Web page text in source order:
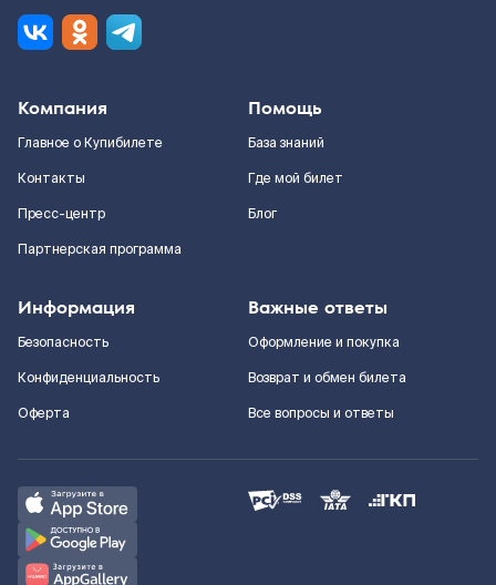
Компания
Главное о Купибилете
Контакты
Пресс-центр
Партнерская программа
Помощь
База знаний
Где мой билет
Блог
Информация
Безопасность
Конфиденциальность
Оферта
Важные ответы
Оформление и покупка
Возврат и обмен билета
Все вопросы и ответы